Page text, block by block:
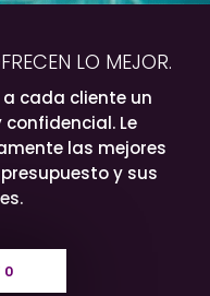
LO MEJOR.
cada cliente un
Le
las mejores
y sus